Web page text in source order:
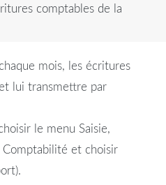
comptables de la
mois, les écritures
lui transmettre par
le menu Saisie,
Comptabilité et choisir